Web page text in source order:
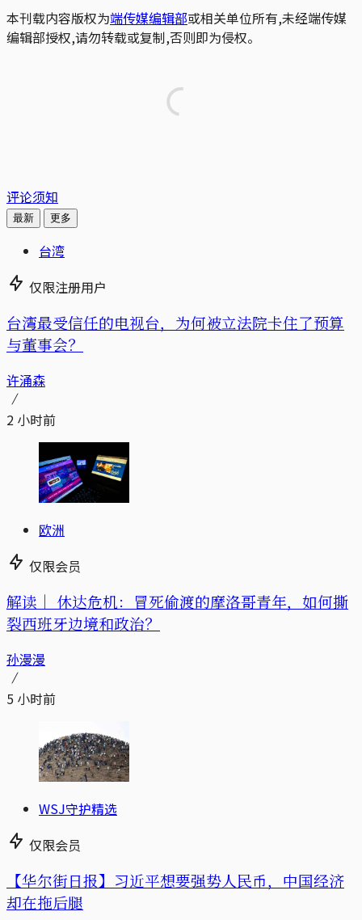
本刊载内容版权为端传媒编辑部或相关单位所有,未经端传媒
编辑部授权,请勿转载或复制,否则即为侵权。
评论须知
最新 更多
台湾
仅限注册用户
台湾最受信任的电视台，为何被立法院卡住了预算
与董事会？
许涌森
2 小时前
欧洲
仅限会员
解读｜ 休达危机：冒死偷渡的摩洛哥青年，如何撕
裂西班牙边境和政治？
孙漫漫
5 小时前
WSJ守护精选
仅限会员
【华尔街日报】习近平想要强势人民币，中国经济
却在拖后腿